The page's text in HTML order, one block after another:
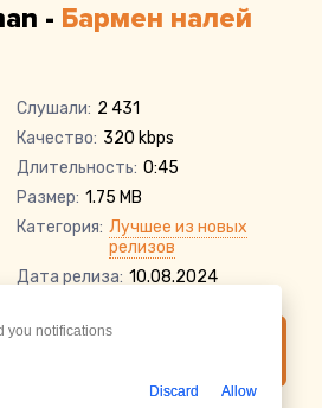
- Бармен налей
Слушали: 2 431
Качество: 320 kbps
Длительность: 0:45
Размер: 1.75 MB
Категория: Лучшее из новых
релизов
Дата релиза: 10.08.2024
Devran, Chanan - Бармен
you notifications
Discard Allow